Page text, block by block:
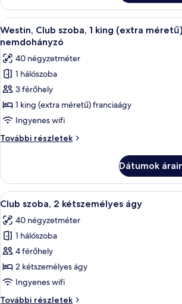
további
részletei
A
következő
szoba
összes
képének
megtekintése:
Westin,
Club
szoba,
1
(extra
méretű)
franciaágy,
nemdohányzó
Egy
6
Westin, Club szoba, 1 king (extra
nemdohányzó
40 négyzetméter
1 hálószoba
3 férőhely
1 king (extra méretű) franciaágy
Ingyenes wifi
További részletek
Westin,
king
(extra
méretű)
nemdohányzó
további
Dátumok
A
következő
szoba
összes
képének
megtekintése:
Club
Egy modern
5
Club szoba, 2 kétszemélyes ágy
40 négyzetméter
1 hálószoba
4 férőhely
2 kétszemélyes ágy
Ingyenes wifi
További részletek
Club